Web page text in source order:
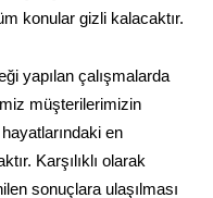
konular gizli kalacaktır.
yapılan çalışmalarda
müşterilerimizin
en
Karşılıklı olarak
sonuçlara ulaşılması